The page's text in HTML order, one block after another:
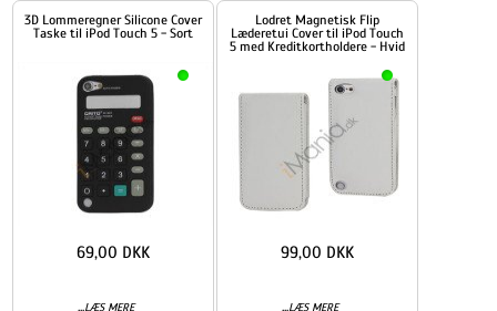
3D Lommeregner Silicone Cover
Taske til iPod Touch 5 - Sort
...LÆS MERE
69,00 DKK
Lodret Magnetisk Flip
Læderetui Cover til iPod Touch
5 med Kreditkortholdere - Hvid
...LÆS MERE
99,00 DKK